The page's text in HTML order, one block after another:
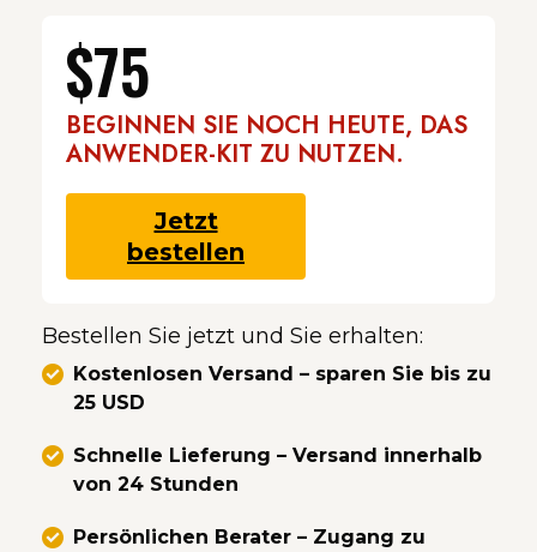
$75
BEGINNEN SIE NOCH HEUTE, DAS
ANWENDER-KIT ZU NUTZEN.
Jetzt
bestellen
Bestellen Sie jetzt und Sie erhalten:
Kostenlosen Versand – sparen Sie bis zu
25 USD
Schnelle Lieferung – Versand innerhalb
von 24 Stunden
Persönlichen Berater – Zugang zu